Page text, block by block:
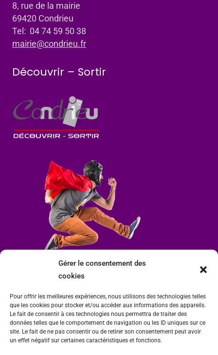
Gérer le consentement des
cookies
Pour offrir les meilleures expériences, nous utilisons des technologies telles
que les cookies pour stocker et/ou accéder aux informations des appareils.
Le fait de consentir à ces technologies nous permettra de traiter des
données telles que le comportement de navigation ou les ID uniques sur ce
site. Le fait de ne pas consentir ou de retirer son consentement peut avoir
un effet négatif sur certaines caractéristiques et fonctions.
8, rue de la mairie
69420 Condrieu
Tel: 04 74 59 50 38
mairie@condrieu.fr
Découvrir – Sortir